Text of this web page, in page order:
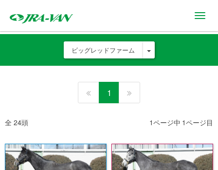
ビッグレッドファーム
1
全 24頭 1ページ中 1ページ目